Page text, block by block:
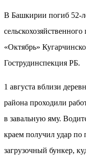
В Башкирии погиб 52-
«Октябрь»
Гострудинспекция РБ.
1 августа вблизи
района проходили
в завальную яму.
краем получил удар по
загрузочный бункер,